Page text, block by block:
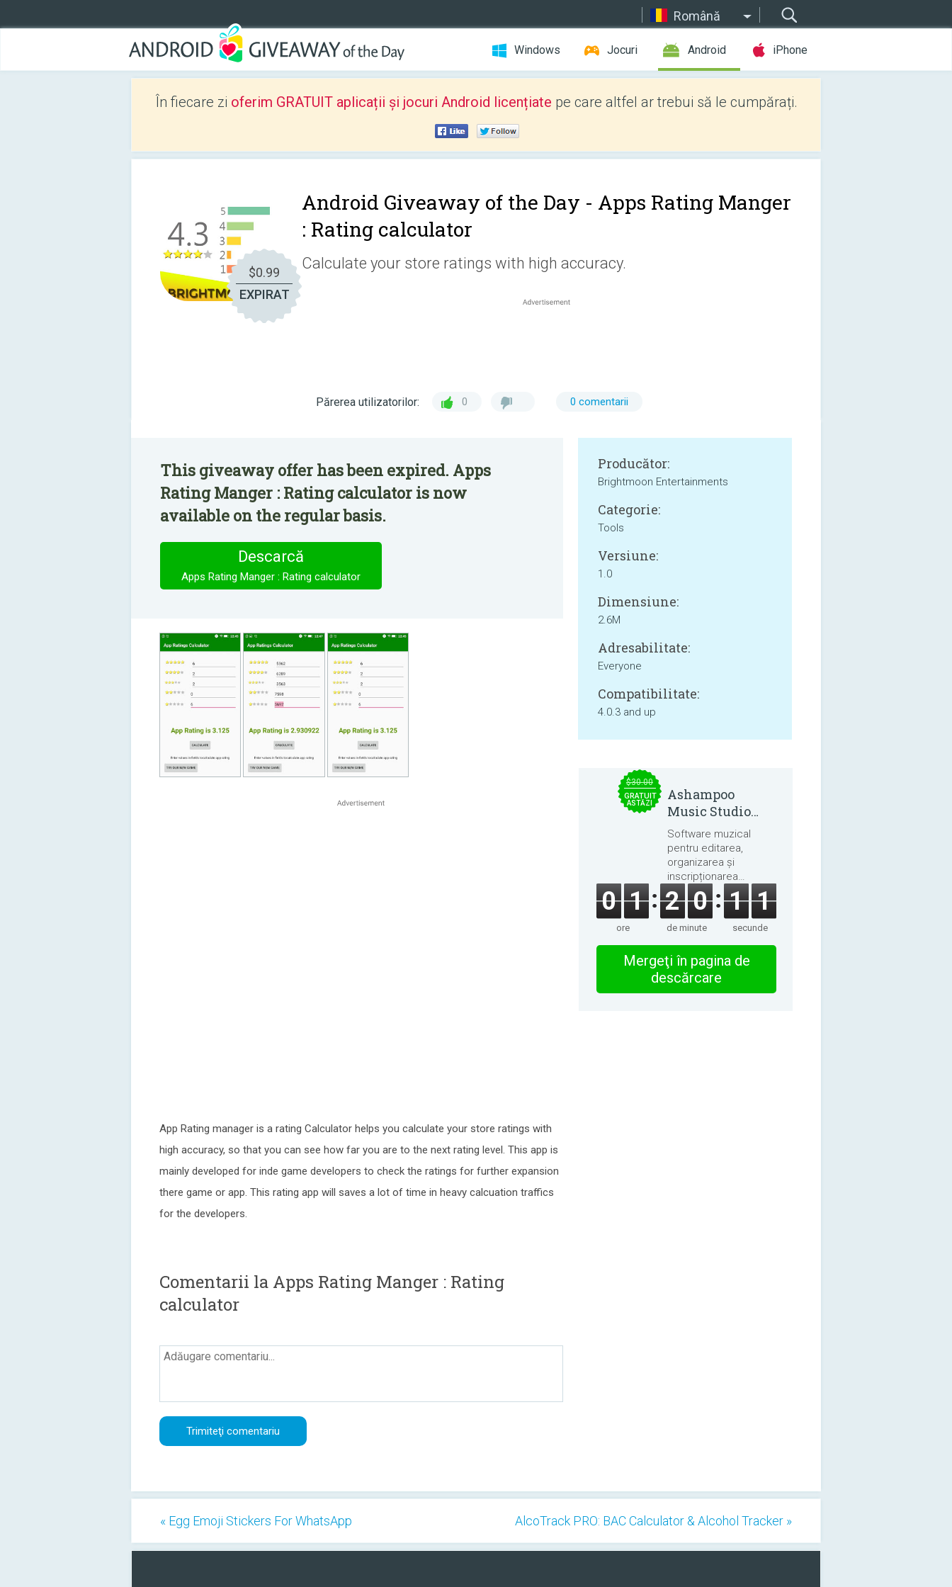
Română
Windows Jocuri Android iPhone
În fiecare zi oferim GRATUIT aplicații și jocuri Android licențiate pe care altfel ar trebui să le cumpărați.
$0.99
EXPIRAT
Android Giveaway of the Day - Apps Rating Manger
: Rating calculator
Calculate your store ratings with high accuracy.
Părerea utilizatorilor: 0 0 comentarii
This giveaway offer has been expired. Apps
Rating Manger : Rating calculator is now
available on the regular basis.
Descarcă
Apps Rating Manger : Rating calculator
App Rating manager is a rating Calculator helps you calculate your store ratings with
high accuracy, so that you can see how far you are to the next rating level. This app is
mainly developed for inde game developers to check the ratings for further expansion
there game or app. This rating app will saves a lot of time in heavy calcuation traffics
for the developers.
Producător:
Brightmoon Entertainments
Categorie:
Tools
Versiune:
1.0
Dimensiune:
2.6M
Adresabilitate:
Everyone
Compatibilitate:
4.0.3 and up
Comentarii la Apps Rating Manger : Rating
calculator
$30.00
GRATUIT
ASTĂZI
Ashampoo
Music Studio
2025
Software muzical
pentru editarea,
organizarea și
inscripționarea
melodiilor și cărților
audio.
0 1
ore
2 0
de minute
1 0
secunde
Mergeţi în pagina de
descărcare
« Egg Emoji Stickers For WhatsApp AlcoTrack PRO: BAC Calculator & Alcohol Tracker »